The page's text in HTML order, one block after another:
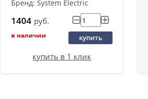
Бренд: System Electric
1404 руб.
в наличии купить
купить в 1 клик